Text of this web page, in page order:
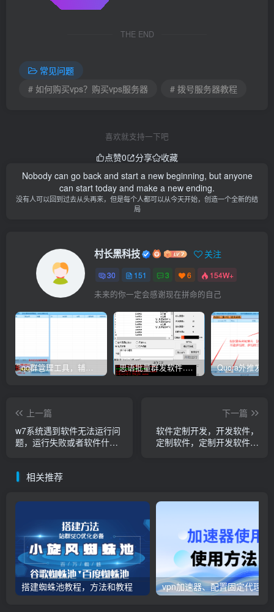
THE END
常见问题
# 如何购买vps？购买vps服务器
# 拨号服务器教程
喜欢就支持一下吧
点赞0 分享
收藏
Nobody can go back and start a new beginning, but anyone
can start today and make a new ending.
没有人可以回到过去从头再来，但是每个人都可以从今天开始，创造一个全新的结
局
村长黑科技 关注
30 151 3 6 154W+
未来的你一定会感谢现在拼命的自己
qq群管理工具，辅助群员导出工具(软件批量导出好帮手：QQ群成员一键提取，QQ群员提取【QQ群员提取】 思语批量群发软件.私信.点赞.加好友功能+查询手机是否已注册账号
上一篇
w7系统遇到软件无法运行问
题，运行失败或者软件什么
下一篇
软件定制开发，开发软件，
定制软件，定制开发软件说
相关推荐
搭建蜘蛛池教程，方法和教程